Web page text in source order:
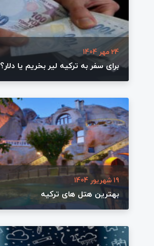
24 مهر 1404
برای سفر به ترکیه لیر بخریم یا دلار؟
19 شهریور 1404
بهترین هتل ‌های ترکیه